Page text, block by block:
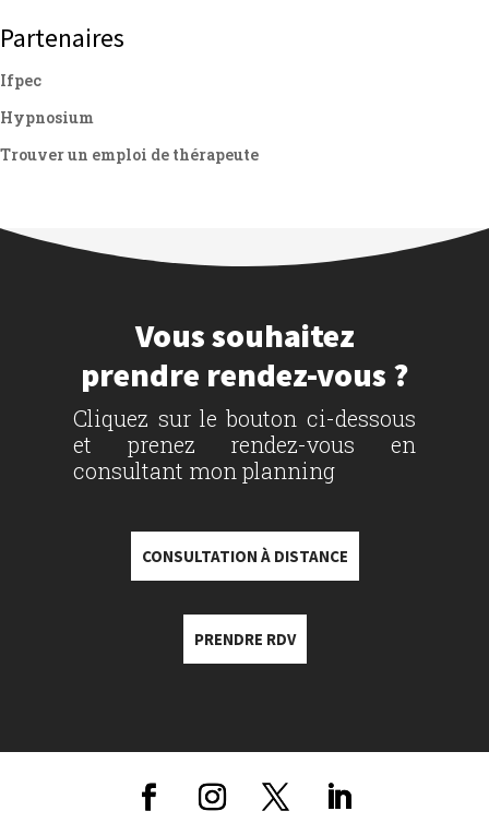
Partenaires
Ifpec
Hypnosium
Trouver un emploi de thérapeute
Vous souhaitez
prendre rendez-vous ?
Cliquez sur le bouton ci-dessous
et prenez rendez-vous en
consultant mon planning
CONSULTATION À DISTANCE
PRENDRE RDV